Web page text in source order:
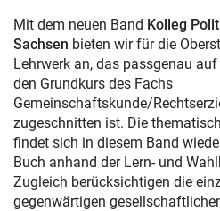
Mit dem neuen Band Kolleg
Sachsen bieten wir für die
Lehrwerk an, das passgenau
den Grundkurs des Fachs
Gemeinschaftskunde/
zugeschnitten ist. Die
findet sich in diesem Band
Buch anhand der Lern- und
Zugleich berücksichtigen die
gegenwärtigen